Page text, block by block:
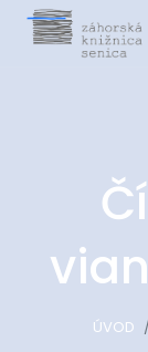
ÚVOD